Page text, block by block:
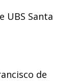
UBS Santa
de